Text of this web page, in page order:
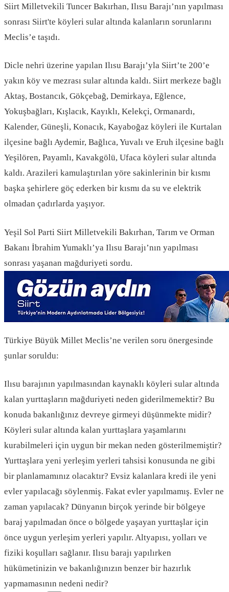
Siirt Milletvekili Tuncer Bakırhan, Ilısu Barajı’nın yapılması
sonrası Siirt'te köyleri sular altında kalanların sorunlarını
Meclis’e taşıdı.
Dicle nehri üzerine yapılan Ilısu Barajı’yla Siirt’te 200’e
yakın köy ve mezrası sular altında kaldı. Siirt merkeze bağlı
Aktaş, Bostancık, Gökçebağ, Demirkaya, Eğlence,
Yokuşbağları, Kışlacık, Kayıklı, Kelekçi, Ormanardı,
Kalender, Güneşli, Konacık, Kayaboğaz köyleri ile Kurtalan
ilçesine bağlı Aydemir, Bağlıca, Yuvalı ve Eruh ilçesine bağlı
Yeşilören, Payamlı, Kavakgölü, Ufaca köyleri sular altında
kaldı. Arazileri kamulaştırılan yöre sakinlerinin bir kısmı
başka şehirlere göç ederken bir kısmı da su ve elektrik
olmadan çadırlarda yaşıyor.
Yeşil Sol Parti Siirt Milletvekili Bakırhan, Tarım ve Orman
Bakanı İbrahim Yumaklı’ya Ilısu Barajı’nın yapılması
sonrası yaşanan mağduriyeti sordu.
Türkiye Büyük Millet Meclis’ne verilen soru önergesinde
şunlar soruldu:
Ilısu barajının yapılmasından kaynaklı köyleri sular altında
kalan yurttaşların mağduriyeti neden giderilmemektir? Bu
konuda bakanlığınız devreye girmeyi düşünmekte midir?
Köyleri sular altında kalan yurttaşlara yaşamlarını
kurabilmeleri için uygun bir mekan neden gösterilmemiştir?
Yurttaşlara yeni yerleşim yerleri tahsisi konusunda ne gibi
bir planlamamınız olacaktır? Evsiz kalanlara kredi ile yeni
evler yapılacağı söylenmiş. Fakat evler yapılmamış. Evler ne
zaman yapılacak? Dünyanın birçok yerinde bir bölgeye
baraj yapılmadan önce o bölgede yaşayan yurttaşlar için
önce uygun yerleşim yerleri yapılır. Altyapısı, yolları ve
fiziki koşulları sağlanır. Ilısu barajı yapılırken
hükümetinizin ve bakanlığınızın benzer bir hazırlık
yapmamasının nedeni nedir?